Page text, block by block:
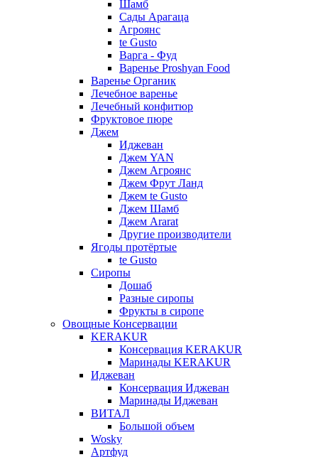
Шамб
Сады Арагаца
Агроянс
te Gusto
Варга - Фуд
Варенье Proshyan Food
Варенье Органик
Лечебное варенье
Лечебный конфитюр
Фруктовое пюре
Джем
Иджеван
Джем YAN
Джем Агроянс
Джем Фрут Ланд
Джем te Gusto
Джем Шамб
Джем Ararat
Другие производители
Ягоды протёртые
te Gusto
Сиропы
Дошаб
Разные сиропы
Фрукты в сиропе
Овощные Консервации
KERAKUR
Консервация KERAKUR
Маринады KERAKUR
Иджеван
Консервация Иджеван
Маринады Иджеван
ВИТАЛ
Большой объем
Wosky
Артфуд